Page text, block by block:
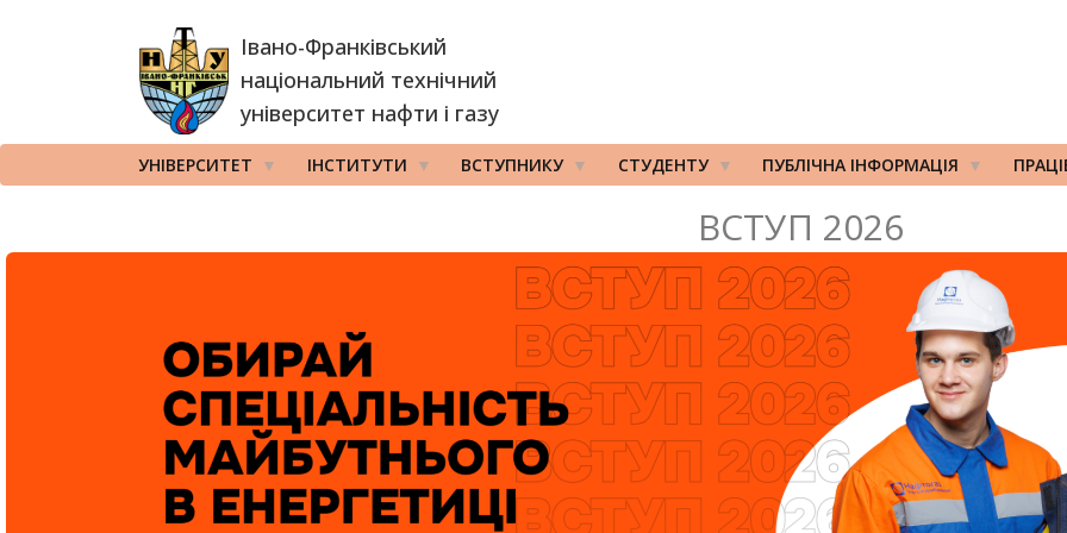
Івано-Франківський
національний технічний
університет нафти і газу
УНІВЕРСИТЕТ ІНСТИТУТИ ВСТУПНИКУ СТУДЕНТУ ПУБЛІЧНА ІНФОРМАЦІЯ